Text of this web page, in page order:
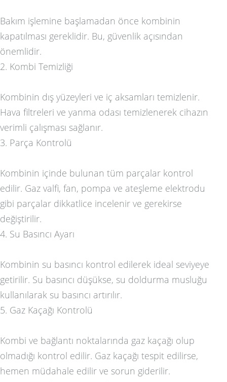
Bakım işlemine başlamadan önce kombinin
kapatılması gereklidir. Bu, güvenlik açısından
önemlidir.
2. Kombi Temizliği
Kombinin dış yüzeyleri ve iç aksamları temizlenir.
Hava filtreleri ve yanma odası temizlenerek cihazın
verimli çalışması sağlanır.
3. Parça Kontrolü
Kombinin içinde bulunan tüm parçalar kontrol
edilir. Gaz valfi, fan, pompa ve ateşleme elektrodu
gibi parçalar dikkatlice incelenir ve gerekirse
değiştirilir.
4. Su Basıncı Ayarı
Kombinin su basıncı kontrol edilerek ideal seviyeye
getirilir. Su basıncı düşükse, su doldurma musluğu
kullanılarak su basıncı artırılır.
5. Gaz Kaçağı Kontrolü
Kombi ve bağlantı noktalarında gaz kaçağı olup
olmadığı kontrol edilir. Gaz kaçağı tespit edilirse,
hemen müdahale edilir ve sorun giderilir.